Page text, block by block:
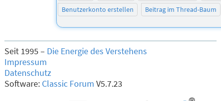
Benutzerkonto erstellen Beitrag im Thread-Baum
Seit 1995 – Die Energie des Verstehens
Impressum
Datenschutz
Software: Classic Forum V5.7.23